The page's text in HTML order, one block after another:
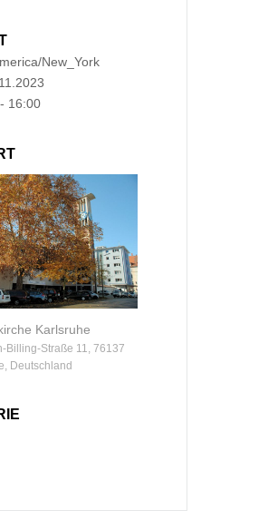
New_York
16:00
Karlsruhe
Billing-Straße 11, 76137
Deutschland